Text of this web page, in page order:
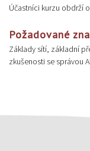
Účastníci kurzu obdrží
Požadované
Základy sítí, základní
zkušenosti se správou